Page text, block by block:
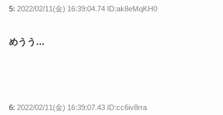
5: 2022/02/11(金) 16:39:04.74 ID:ak8eMqKH0
めうう…
6: 2022/02/11(金) 16:39:07.43 ID:cc6iv8rra